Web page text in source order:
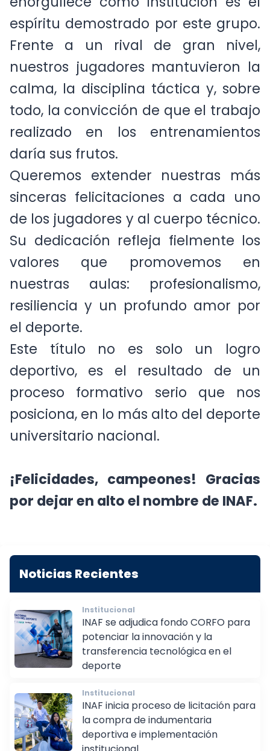
enorgullece como institución es el
espíritu demostrado por este grupo.
Frente a un rival de gran nivel,
nuestros jugadores mantuvieron la
calma, la disciplina táctica y, sobre
todo, la convicción de que el trabajo
realizado en los entrenamientos
daría sus frutos.
Queremos extender nuestras más
sinceras felicitaciones a cada uno
de los jugadores y al cuerpo técnico.
Su dedicación refleja fielmente los
valores que promovemos en
nuestras aulas: profesionalismo,
resiliencia y un profundo amor por
el deporte.
Este título no es solo un logro
deportivo, es el resultado de un
proceso formativo serio que nos
posiciona, en lo más alto del deporte
universitario nacional.
¡Felicidades, campeones! Gracias
por dejar en alto el nombre de INAF.
Noticias Recientes
Institucional
INAF se adjudica fondo CORFO para
potenciar la innovación y la
transferencia tecnológica en el
deporte
Institucional
INAF inicia proceso de licitación para
la compra de indumentaria
deportiva e implementación